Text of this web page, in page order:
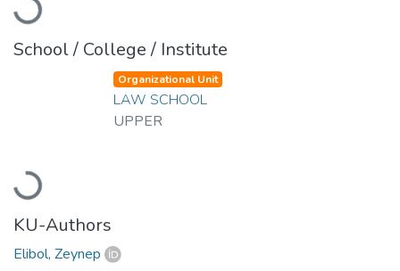
Loading...
School / College / Institute
Loading...
Organizational Unit
LAW SCHOOL
UPPER
KU-Authors
Elibol, Zeynep